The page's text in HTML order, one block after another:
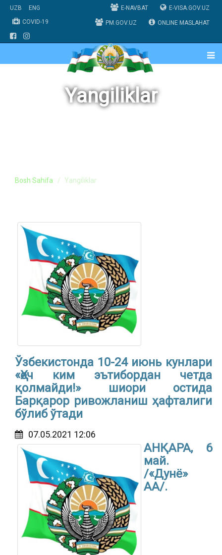
UZB
ENG
COVID-19
E-NAVBAT E-VISA.GOV.UZ
PM.GOV.UZ ONLINE MASLAHAT
Yangiliklar
Bosh Sahifa Yangiliklar
Ўзбекистонда 10-24 июнь кунлари
«Ҳеч ким эътибордан четда
қолмайди!» шиори остида
Барқарор ривожланиш ҳафталиги
бўлиб ўтади
07.05.2021 12:06
АНҚАРА, 6
май.
/«Дунё»
АА/.